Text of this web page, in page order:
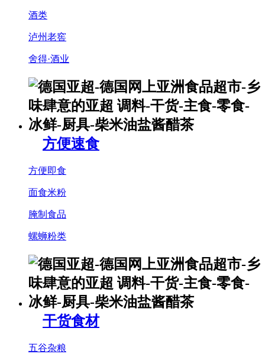
酒类
泸州老窖
舍得·酒业
方便速食
方便即食
面食米粉
腌制食品
螺蛳粉类
干货食材
五谷杂粮